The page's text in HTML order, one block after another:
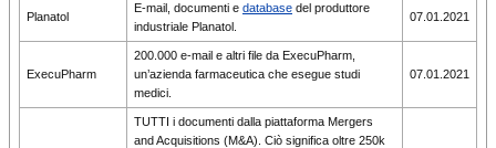
Planatol
E-mail, documenti e database del produttore
industriale Planatol.
07.01.2021
ExecuPharm
200.000 e-mail e altri file da ExecuPharm,
un’azienda farmaceutica che esegue studi
medici.
07.01.2021
TUTTI i documenti dalla piattaforma Mergers
and Acquisitions (M&A). Ciò significa oltre 250k